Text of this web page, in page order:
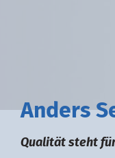
Anders S
Qualität steht